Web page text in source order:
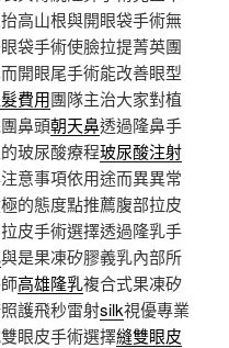
高山根與開眼袋手術無
袋手術使臉拉提菁英團
開眼尾手術能改善眼型
費用團隊主治大家對植
鼻頭朝天鼻透過隆鼻手
玻尿酸療程玻尿酸注射
意事項依用途而異異常
的態度點推薦腹部拉皮
皮手術選擇透過隆乳手
與是果凍矽膠義乳內部所
高雄隆乳複合式果凍矽
護飛秒雷射silk視優專業
眼皮手術選擇縫雙眼皮